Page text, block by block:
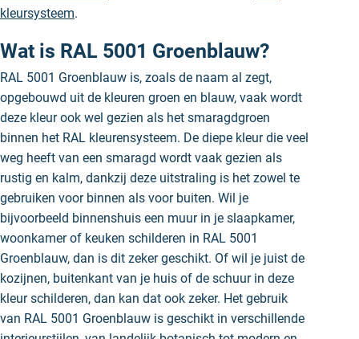
kleursysteem.
Wat is RAL 5001 Groenblauw?
RAL 5001 Groenblauw is, zoals de naam al zegt,
opgebouwd uit de kleuren groen en blauw, vaak wordt
deze kleur ook wel gezien als het smaragdgroen
binnen het RAL kleurensysteem. De diepe kleur die veel
weg heeft van een smaragd wordt vaak gezien als
rustig en kalm, dankzij deze uitstraling is het zowel te
gebruiken voor binnen als voor buiten. Wil je
bijvoorbeeld binnenshuis een muur in je slaapkamer,
woonkamer of keuken schilderen in RAL 5001
Groenblauw, dan is dit zeker geschikt. Of wil je juist de
kozijnen, buitenkant van je huis of de schuur in deze
kleur schilderen, dan kan dat ook zeker. Het gebruik
van RAL 5001 Groenblauw is geschikt in verschillende